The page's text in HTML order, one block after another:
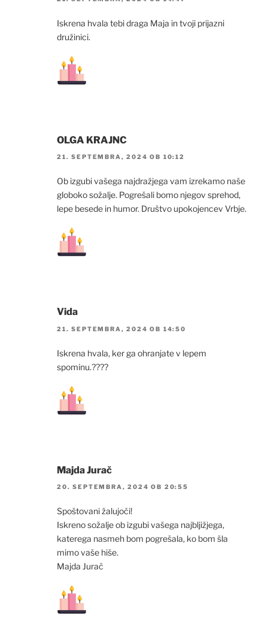
Iskrena hvala tebi draga Maja in tvoji prijazni
družinici.
OLGA KRAJNC
21. SEPTEMBRA, 2024 OB 10:12
Ob izgubi vašega najdražjega vam izrekamo naše
globoko sožalje. Pogrešali bomo njegov sprehod,
lepe besede in humor. Društvo upokojencev Vrbje.
Vida
21. SEPTEMBRA, 2024 OB 14:50
Iskrena hvala, ker ga ohranjate v lepem
spominu.????
Majda Jurač
20. SEPTEMBRA, 2024 OB 20:55
Spoštovani žalujoči!
Iskreno sožalje ob izgubi vašega najbljižjega,
katerega nasmeh bom pogrešala, ko bom šla
mimo vaše hiše.
Majda Jurač